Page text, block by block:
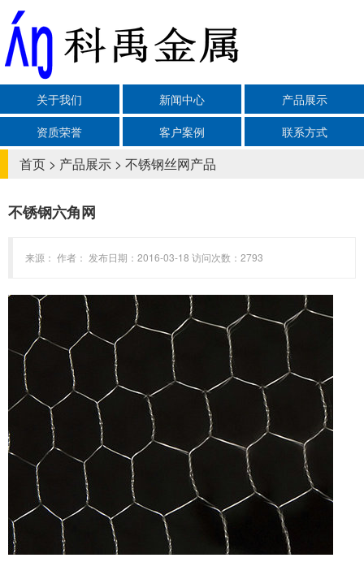
关于我们 新闻中心
产品展示
资质荣誉
客户案例 联系方式
首页 > 产品展示 > 不锈钢丝网产品
不锈钢六角网
来源： 作者： 发布日期：2016-03-18 访问次数：2793